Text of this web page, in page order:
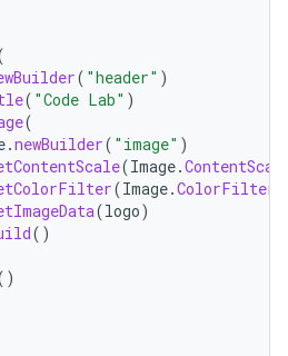
( "header" )
( "Code Lab" )
(
.newBuilder( "image" )
(Image.
(Image.ColorFilter
(logo)
()